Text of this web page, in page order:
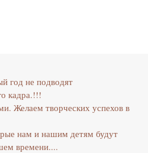
год не подводят
кадра.!!!
Желаем творческих успехов в
нам и нашим детям будут
времени....